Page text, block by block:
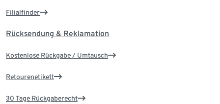
Filialfinder
Rücksendung & Reklamation
Kostenlose Rückgabe / Umtausch
Retourenetikett
30 Tage Rückgaberecht